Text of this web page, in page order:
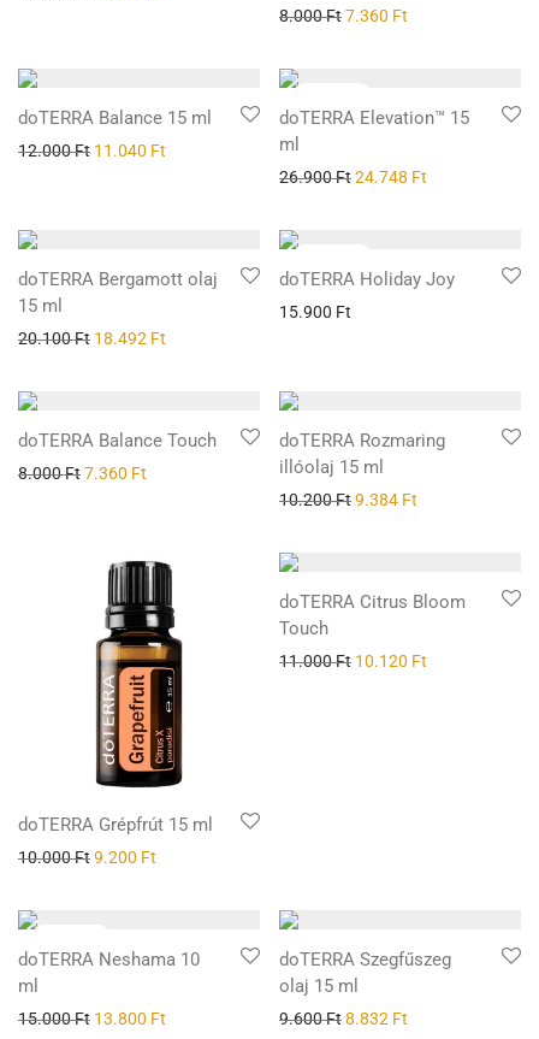
8.000Ft7.360 Ft
doTERRA Balance 15 ml
12.000Ft 11.040 Ft
doTERRA Elevation™ 15
ml
26.900Ft24.748 Ft
doTERRA Bergamott olaj
15 ml
20.100Ft 18.492 Ft
doTERRA Holiday Joy
15.900 Ft
doTERRA Balance Touch
8.000Ft7.360 Ft
doTERRA Rozmaring
illóolaj 15 ml
10.200Ft9.384 Ft
doTERRA Grépfrút 15 ml
10.000Ft9.200 Ft
doTERRA Citrus Bloom
Touch
11.000Ft 10.120 Ft
doTERRA Neshama 10
ml
15.000Ft 13.800 Ft
doTERRA Szegfűszeg
olaj 15 ml
9.600Ft8.832 Ft